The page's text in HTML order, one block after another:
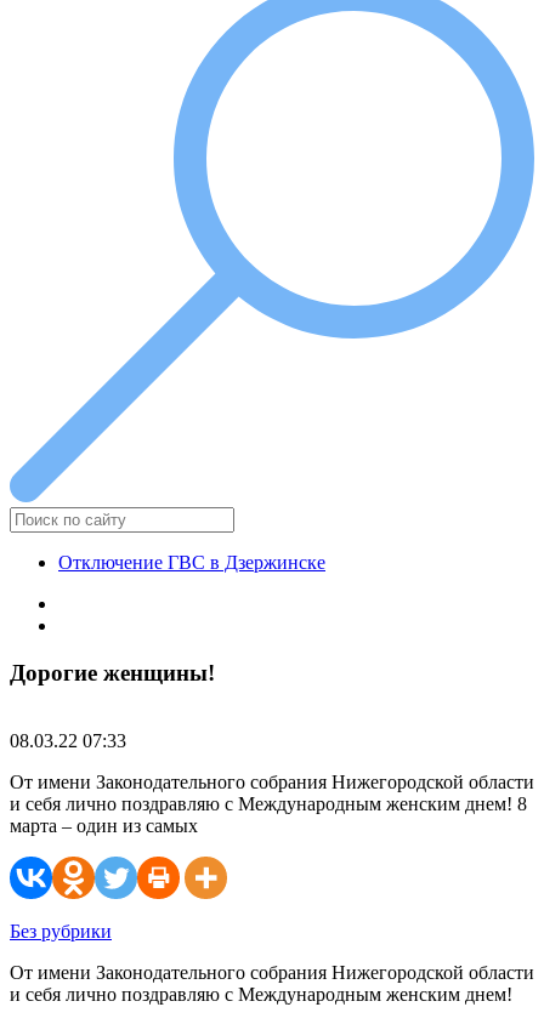
Отключение ГВС в Дзержинске
Дорогие женщины!
08.03.22 07:33
От имени Законодательного собрания Нижегородской области
и себя лично поздравляю с Международным женским днем! 8
марта – один из самых
Без рубрики
От имени Законодательного собрания Нижегородской области
и себя лично поздравляю с Международным женским днем!